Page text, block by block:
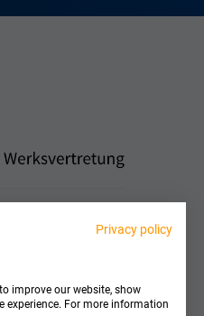
Privacy policy
improve our website, show
experience. For more information